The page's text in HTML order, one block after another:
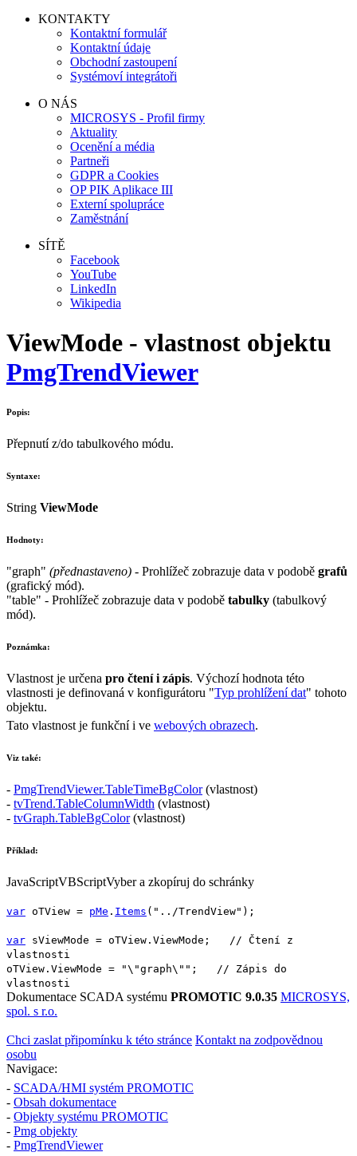
KONTAKTY
Kontaktní formulář
Kontaktní údaje
Obchodní zastoupení
Systémoví integrátoři
O NÁS
MICROSYS - Profil firmy
Aktuality
Ocenění a média
Partneři
GDPR a Cookies
OP PIK Aplikace III
Externí spolupráce
Zaměstnání
SÍTĚ
Facebook
YouTube
LinkedIn
Wikipedia
ViewMode - vlastnost objektu
PmgTrendViewer
Popis:
Přepnutí z/do tabulkového módu.
Syntaxe:
String ViewMode
Hodnoty:
"graph" (přednastaveno) - Prohlížeč zobrazuje data v podobě grafů
(grafický mód).
"table" - Prohlížeč zobrazuje data v podobě tabulky (tabulkový
mód).
Poznámka:
Vlastnost je určena pro čtení i zápis. Výchozí hodnota této
vlastnosti je definovaná v konfigurátoru "Typ prohlížení dat" tohoto
objektu.
Tato vlastnost je funkční i ve webových obrazech.
Viz také:
- PmgTrendViewer.TableTimeBgColor(vlastnost)
- tvTrend.TableColumnWidth (vlastnost)
- tvGraph.TableBgColor(vlastnost)
Příklad:
JavaScriptVBScriptVyber a zkopíruj do schránky
var oTView = pMe . Items ( "../TrendView" );
var sViewMode = oTView . ViewMode ; // Čtení z
vlastnosti
oTView . ViewMode = "\"graph\"" ; // Zápis do
vlastnosti
Dokumentace SCADA systému PROMOTIC 9.0.35 MICROSYS,
spol. s r.o.
Chci zaslat připomínku k této stránce Kontakt na zodpovědnou
osobu
Navigace:
- SCADA/HMI systém PROMOTIC
- Obsah dokumentace
- Objekty systému PROMOTIC
- Pmg objekty
- PmgTrendViewer